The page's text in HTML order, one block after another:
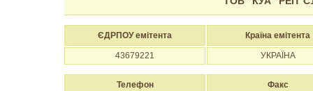
ЄДРПОУ емітента Країна емітента
43679221 УКРАЇНА
Телефон Факс